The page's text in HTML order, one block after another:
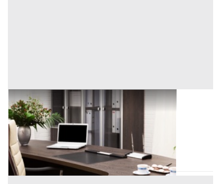
Uffici e Studi Privati all'asta a Padova
Padova (Padova)
Offerta minima
112.500 € 150.000 €
Codice asta:BN576911
Asta chiusa